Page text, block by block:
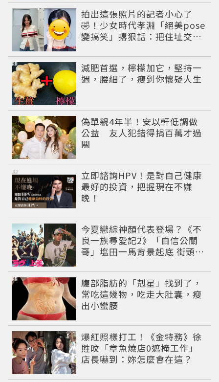
拍出這張照片的記者小心了
🤣！少女時代孝淵「絕美pose
變搞笑」撂狠話：把住址交出
減肥首選，檸檬加它，堅持一
週，腰細了，瘦到你懷疑人生
PR
偽單親4年半！安以軒低調做
公益 友人犯錯得捐百萬才過
關
立即諮詢HPV！是對自己健康
最好的投資，把握現在不嫌
晚！
PR
今夏戀綜神顏代表登場？《不
良一族尋愛記2》「自信公關
哥」塩田一馬背景起底 街頭辣
腹部脂肪的「剋星」找到了，
常吃這幾物，吃走大肚囊，瘦
出小蠻腰
PR
爆紅照樣打工！《金特務》徐
貹旼「章魚燒店0遮掩工作」
店長嚇到：妳怎麼會在這？